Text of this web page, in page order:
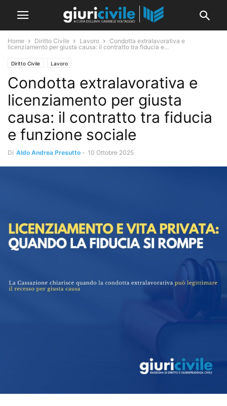
Home Diritto Civile Lavoro
Condotta extralavorativa e
licenziamento per giusta causa: il contratto tra fiducia e...
Diritto Civile Lavoro
Condotta extralavorativa e
licenziamento per giusta
causa: il contratto tra fiducia
e funzione sociale
Di Aldo Andrea Presutto - 10 Ottobre 2025